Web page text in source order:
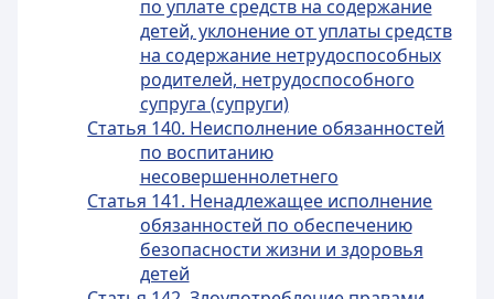
по уплате средств на содержание
детей, уклонение от уплаты средств
на содержание нетрудоспособных
родителей, нетрудоспособного
супруга (супруги)
Статья 140. Неисполнение обязанностей
по воспитанию
несовершеннолетнего
Статья 141. Ненадлежащее исполнение
обязанностей по обеспечению
безопасности жизни и здоровья
детей